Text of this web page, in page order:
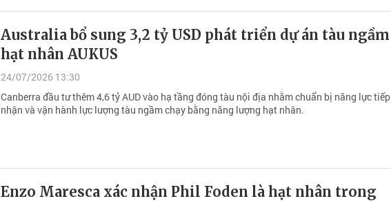
Australia bổ sung 3,2 tỷ USD phát triển dự án tàu ngầm
hạt nhân AUKUS
24/07/2026 13:30
Canberra đầu tư thêm 4,6 tỷ AUD vào hạ tầng đóng tàu nội địa nhằm chuẩn bị năng lực tiếp
nhận và vận hành lực lượng tàu ngầm chạy bằng năng lượng hạt nhân.
Enzo Maresca xác nhận Phil Foden là hạt nhân trong